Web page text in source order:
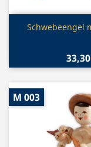

Schwebeengel
M 003